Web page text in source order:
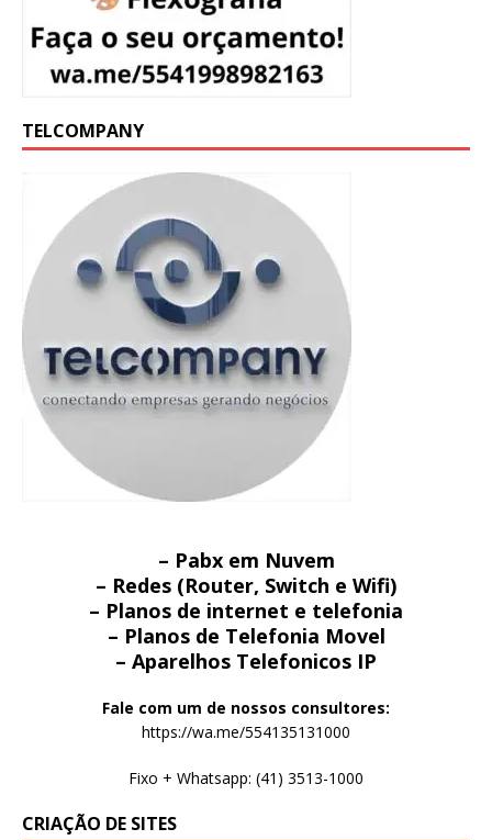
TELCOMPANY
– Pabx em Nuvem
– Redes (Router, Switch e Wifi)
– Planos de internet e telefonia
– Planos de Telefonia Movel
– Aparelhos Telefonicos IP
Fale com um de nossos consultores:
https://wa.me/554135131000
Fixo + Whatsapp: (41) 3513-1000
CRIAÇÃO DE SITES